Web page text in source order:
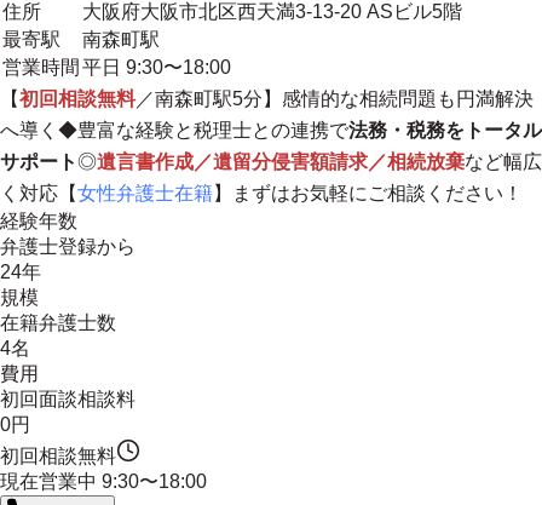
住所
大阪府大阪市北区西天満3-13-20 ASビル5階
最寄駅
南森町駅
営業時間 平日 9:30〜18:00
【初回相談無料／南森町駅5分】感情的な相続問題も円満解決
へ導く◆豊富な経験と税理士との連携で法務・税務をトータル
サポート◎遺言書作成／遺留分侵害額請求／相続放棄など幅広
く対応【女性弁護士在籍】まずはお気軽にご相談ください！
経験年数
弁護士登録から
24年
規模
在籍弁護士数
4名
費用
初回面談相談料
0円
初回相談無料
現在営業中 9:30〜18:00